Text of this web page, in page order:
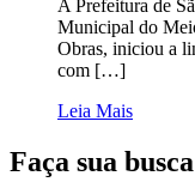
A Prefeitura de
Municipal do
Obras, iniciou a
com […]
Leia Mais
Faça sua busca